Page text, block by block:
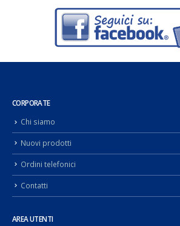
CORPORATE
Chi siamo
Nuovi prodotti
Ordini telefonici
Contatti
AREA UTENTI